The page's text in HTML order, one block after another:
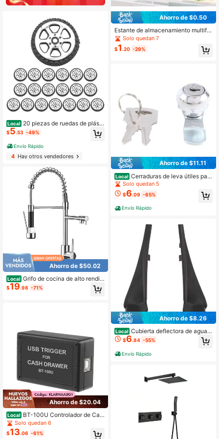
Local 20 piezas de ruedas de plásti
co de 2 mm de diámetro para juguet
es de modelos de coches y camion
es, de 20 mm x 6 mm
$5.53 -49%
Envío Rápido
4Hay otros vendedores
Ahorro de $50.02
Local Grifo de cocina de alto rendim
iento con función de extracción, fluj
o de agua de 2 vías y giro de 360°,
$19.98 -71%
Ahorro de $20.04
Local BT-100U Controlador de Cajó
n de Dinero con Interfaz USB Activ
ador de Cajón
Solo quedan 6
$13.06 -61%
Ahorro de $0.50
Estante de almacenamiento multifu
ncional para herramientas de peina
do, organizador de pared que ahorr
a espacio, adecuado para el hogar
Solo quedan 7
$1 .20 -29%
Ahorro de $11.11
Local Cerraduras de leva útiles para
taquillas, gabinetes, buzones, cajon
es, armarios + llaves
Solo quedan 5
$6.09 -65%
Envío Rápido
Ahorro de $8.26
Local Cubierta deflectora de agua p
ara brazo de limpiaparabrisas delan
tero del automóvil, para Xtrail T32 R
ogue 2014-2020
$6.84 -55%
Envío Rápido